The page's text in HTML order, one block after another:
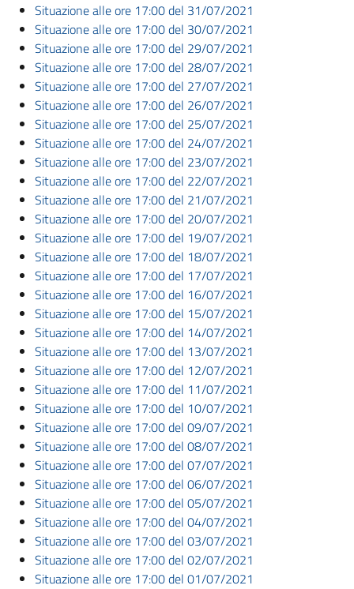
Situazione alle ore 17:00 del 31/07/2021
Situazione alle ore 17:00 del 30/07/2021
Situazione alle ore 17:00 del 29/07/2021
Situazione alle ore 17:00 del 28/07/2021
Situazione alle ore 17:00 del 27/07/2021
Situazione alle ore 17:00 del 26/07/2021
Situazione alle ore 17:00 del 25/07/2021
Situazione alle ore 17:00 del 24/07/2021
Situazione alle ore 17:00 del 23/07/2021
Situazione alle ore 17:00 del 22/07/2021
Situazione alle ore 17:00 del 21/07/2021
Situazione alle ore 17:00 del 20/07/2021
Situazione alle ore 17:00 del 19/07/2021
Situazione alle ore 17:00 del 18/07/2021
Situazione alle ore 17:00 del 17/07/2021
Situazione alle ore 17:00 del 16/07/2021
Situazione alle ore 17:00 del 15/07/2021
Situazione alle ore 17:00 del 14/07/2021
Situazione alle ore 17:00 del 13/07/2021
Situazione alle ore 17:00 del 12/07/2021
Situazione alle ore 17:00 del 11/07/2021
Situazione alle ore 17:00 del 10/07/2021
Situazione alle ore 17:00 del 09/07/2021
Situazione alle ore 17:00 del 08/07/2021
Situazione alle ore 17:00 del 07/07/2021
Situazione alle ore 17:00 del 06/07/2021
Situazione alle ore 17:00 del 05/07/2021
Situazione alle ore 17:00 del 04/07/2021
Situazione alle ore 17:00 del 03/07/2021
Situazione alle ore 17:00 del 02/07/2021
Situazione alle ore 17:00 del 01/07/2021